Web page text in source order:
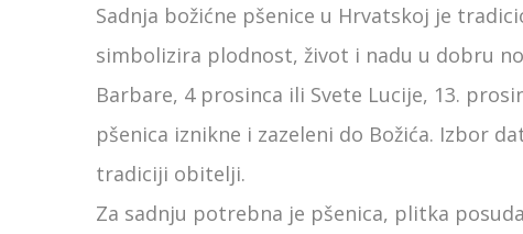
Sadnja božićne pšenice u Hrvatskoj je
simbolizira plodnost, život i nadu u dobru
Barbare, 4 prosinca ili Svete Lucije, 13.
pšenica iznikne i zazeleni do Božića. Izbor
tradiciji obitelji.
Za sadnju potrebna je pšenica, plitka